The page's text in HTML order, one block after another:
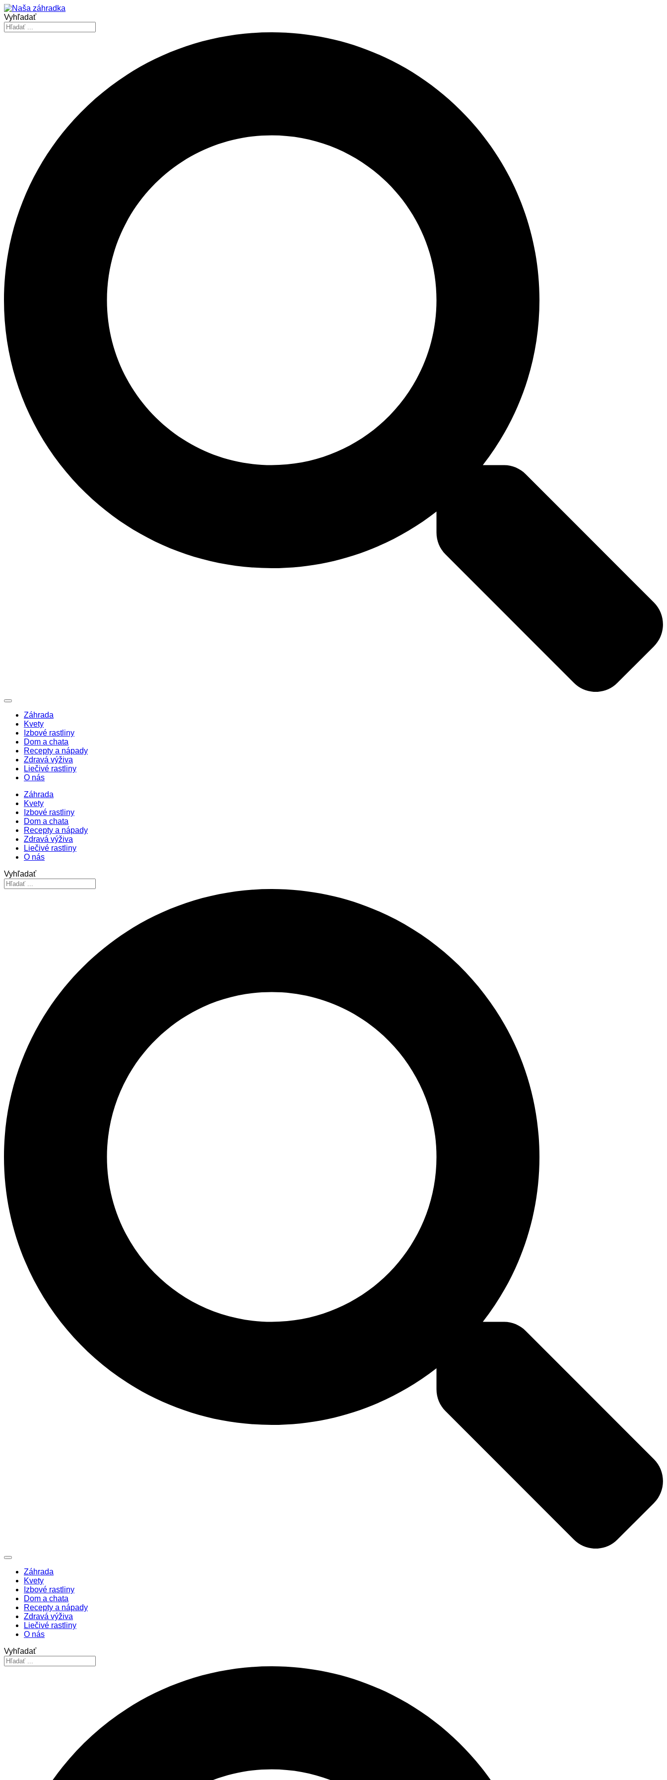
Vyhľadať
Záhrada
Kvety
Izbové rastliny
Dom a chata
Recepty a nápady
Zdravá výživa
Liečivé rastliny
O nás
Záhrada
Kvety
Izbové rastliny
Dom a chata
Recepty a nápady
Zdravá výživa
Liečivé rastliny
O nás
Vyhľadať
Záhrada
Kvety
Izbové rastliny
Dom a chata
Recepty a nápady
Zdravá výživa
Liečivé rastliny
O nás
Vyhľadať